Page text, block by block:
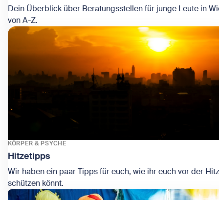
Dein Überblick über Beratungsstellen für junge Leute in
von A-Z.
Zeige Beratung für junge Leute
Hitzetipps
KÖRPER & PSYCHE
Wir haben ein paar Tipps für euch, wie ihr euch vor der
schützen könnt.
Zeige Hitzetipps